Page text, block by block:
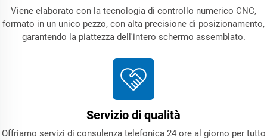
Viene elaborato con la tecnologia di controllo numerico CNC,
formato in un unico pezzo, con alta precisione di posizionamento,
garantendo la piattezza dell'intero schermo assemblato.
Servizio di qualità
Offriamo servizi di consulenza telefonica 24 ore al giorno per tutto